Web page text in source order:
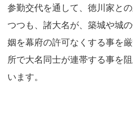
参勤交代を通して、徳川家と
つつも、諸大名が、築城や城
姻を幕府の許可なくする事を
所で大名同士が連帯する事を
います。